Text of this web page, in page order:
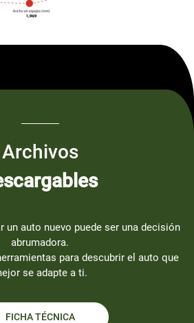
Archivos
un auto nuevo puede ser una decisión
abrumadora.
para descubrir el auto que
se adapte a ti.
FICHA TÉCNICA